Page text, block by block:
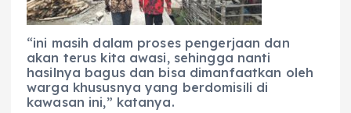
“ini masih dalam proses pengerjaan dan
akan terus kita awasi, sehingga nanti
hasilnya bagus dan bisa dimanfaatkan oleh
warga khususnya yang berdomisili di
kawasan ini,” katanya.